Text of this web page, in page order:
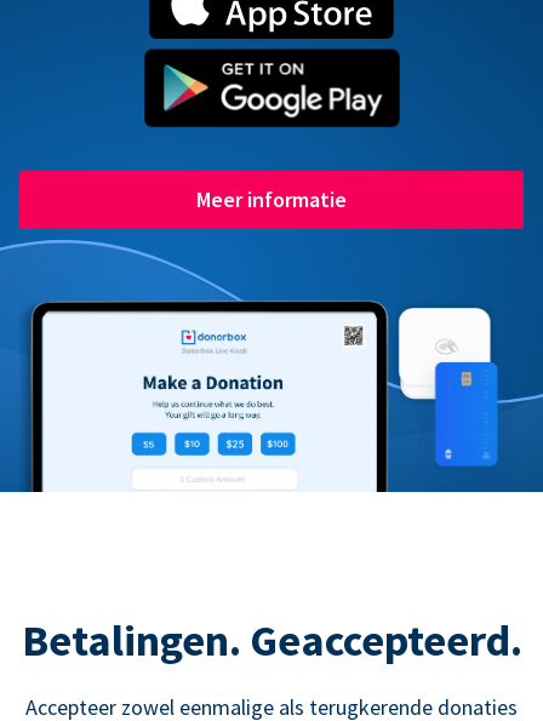
Meer informatie
Betalingen. Geaccepteerd.
Accepteer zowel eenmalige als terugkerende donaties